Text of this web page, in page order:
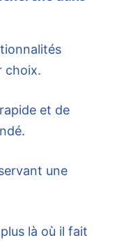
choix.
et de
une
là où il fait